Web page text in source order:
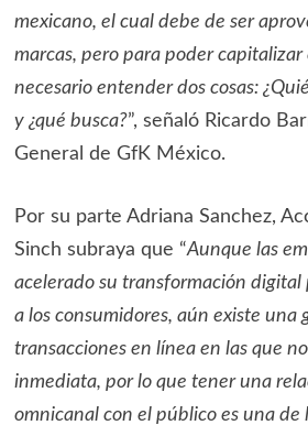
mexicano, el cual debe de ser
marcas, pero para poder
necesario entender dos cosas:
y ¿qué busca?”, señaló Ricardo
General de GfK México.
Por su parte Adriana Sanchez,
Sinch subraya que “Aunque las
acelerado su transformación
a los consumidores, aún existe una
transacciones en línea en las que
inmediata, por lo que tener una
omnicanal con el público es una de